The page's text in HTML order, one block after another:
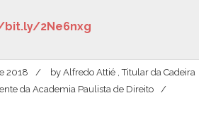
2Ne6nxg
2018 by Alfredo Attié , Titular da Cadeira
da Academia Paulista de Direito